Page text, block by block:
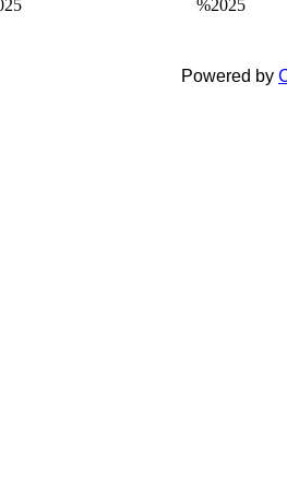
%2025
Powered by